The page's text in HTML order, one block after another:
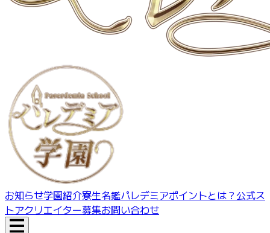
お知らせ学園紹介寮生名鑑パレデミアポイントとは？ 公式ス
トアクリエイター募集お問い合わせ